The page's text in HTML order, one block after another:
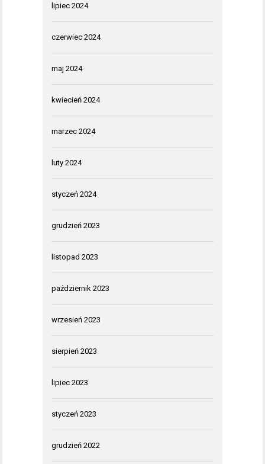
lipiec 2024
czerwiec 2024
maj 2024
kwiecień 2024
marzec 2024
luty 2024
styczeń 2024
grudzień 2023
listopad 2023
październik 2023
wrzesień 2023
sierpień 2023
lipiec 2023
styczeń 2023
grudzień 2022